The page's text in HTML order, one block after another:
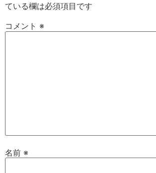
ている欄は必須項目です
コメント ※
名前 ※